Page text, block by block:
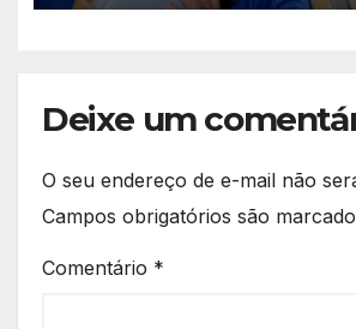
Deixe um
O seu endereço de e-mail não
Campos obrigatórios são
Comentário *